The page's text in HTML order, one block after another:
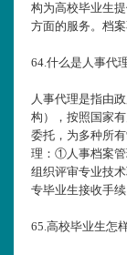
构为高校毕业生
方面的服务。档案
64.什么是人事代
人事代理是指由
构），按照国家
委托，为多种所
理：①人事档案
组织评审专业技
专毕业生接收手
65.高校毕业生怎